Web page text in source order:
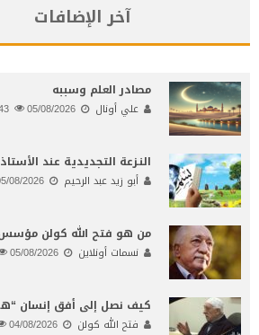
آخر الإضافات
مصادر العلم وسببه
علي أونال 05/08/2026
النـزعة التجديدية عند
أبو زيد عبد الرحيم 08/2026
من هو فتح الله كولن
نسمات أونلاين 05/08/2026
كيف نصل إلى أفق إنسان
فتح الله كولن 04/08/2026